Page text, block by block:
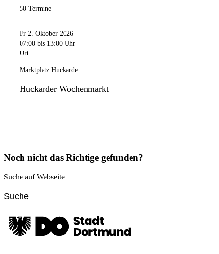
50 Termine
Fr 2. Oktober 2026
07:00 bis 13:00 Uhr
Ort:
Marktplatz Huckarde
Huckarder Wochenmarkt
Noch nicht das Richtige gefunden?
Suche auf Webseite